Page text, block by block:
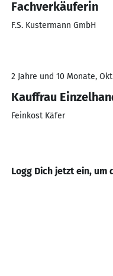
Fachverkäuferin
F.S. Kustermann GmbH
2 Jahre und 10 Monate,
Kauffrau
Feinkost Käfer
Logg Dich jetzt ein, um